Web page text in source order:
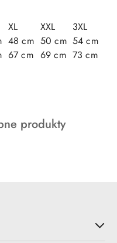
XL XXL
3XL
48 cm 50 cm 54 cm
67 cm 69 cm 73 cm
produkty